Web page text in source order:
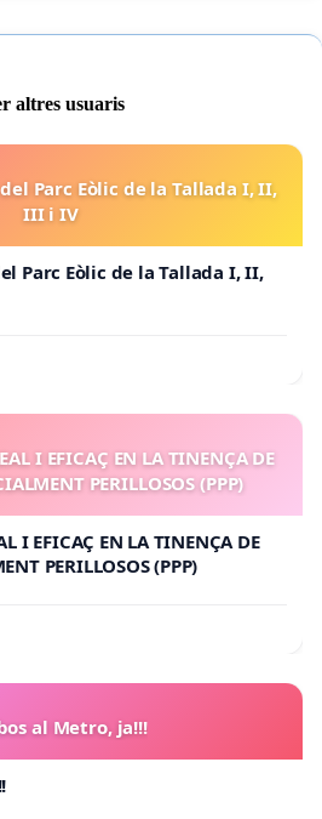
altres usuaris
Parc Eòlic de la Tallada I, II,
III i IV
Parc Eòlic de la Tallada I, II,
I EFICAÇ EN LA TINENÇA DE
PERILLOSOS (PPP)
I EFICAÇ EN LA TINENÇA DE
PERILLOSOS (PPP)
al Metro, ja!!!